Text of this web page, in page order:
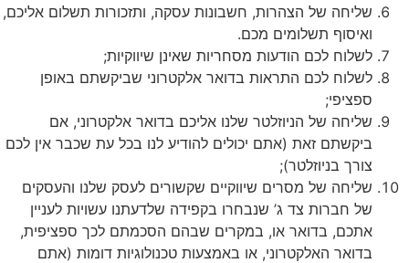
שליחה של הצהרות, חשבונות עסקה, ותזכורות תשלום אליכם,
ואיסוף תשלומים מכם.
לשלוח לכם הודעות מסחריות שאינן שיווקיות;
לשלוח לכם התראות בדואר אלקטרוני שביקשתם באופן
ספציפי;
שליחה של הניוזלטר שלנו אליכם בדואר אלקטרוני, אם
ביקשתם זאת (אתם יכולים להודיע לנו בכל עת שכבר אין לכם
צורך בניוזלטר);
שליחה של מסרים שיווקיים שקשורים לעסק שלנו והעסקים
של חברות צד ג’ שנבחרו בקפידה שלדעתנו עשויות לעניין
אתכם, בדואר או, במקרים שבהם הסכמתם לכך ספציפית,
בדואר האלקטרוני, או באמצעות טכנולוגיות דומות (אתם